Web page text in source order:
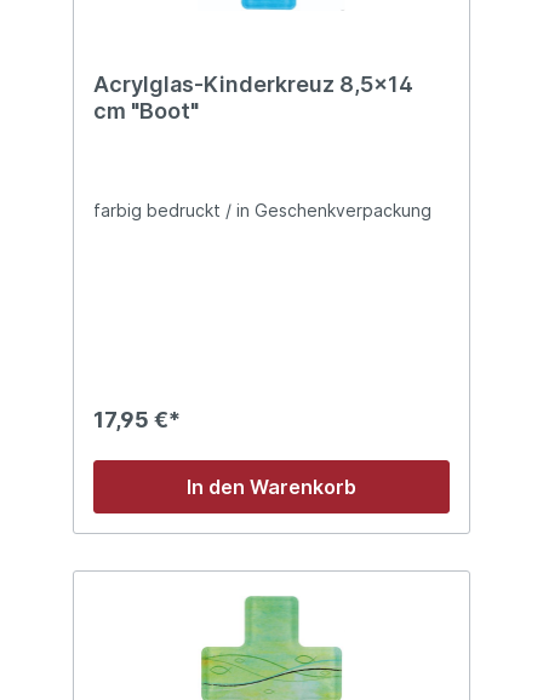
Acrylglas-Kinderkreuz 8,5x14
cm "Boot"
farbig bedruckt / in Geschenkverpackung
17,95 €*
In den Warenkorb